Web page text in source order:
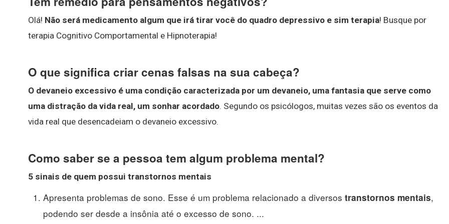
Olá! Não será medicamento algum que irá tirar você do quadro depressivo e sim terapia! Busque por
terapia Cognitivo Comportamental e Hipnoterapia!
O que significa criar cenas falsas na sua cabeça?
O devaneio excessivo é uma condição caracterizada por um devaneio, uma fantasia que serve como
uma distração da vida real, um sonhar acordado. Segundo os psicólogos, muitas vezes são os eventos da
vida real que desencadeiam o devaneio excessivo.
Como saber se a pessoa tem algum problema mental?
5 sinais de quem possui transtornos mentais
Apresenta problemas de sono. Esse é um problema relacionado a diversos transtornos mentais,
podendo ser desde a insônia até o excesso de sono. ...